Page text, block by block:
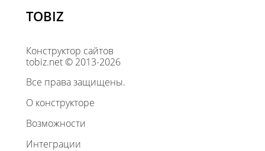
TOBIZ
Конструктор сайтов
tobiz.net © 2013-2026
Все права защищены.
О конструкторе
Возможности
Интеграции